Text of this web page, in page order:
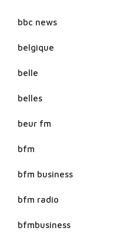
bbc news
belgique
belle
belles
beur fm
bfm
bfm business
bfm radio
bfmbusiness